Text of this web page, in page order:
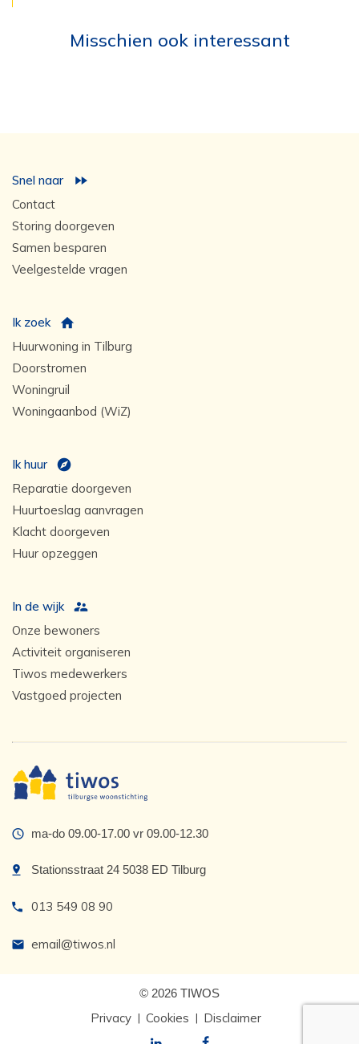
Misschien ook interessant
Snel naar
Contact
Storing doorgeven
Samen besparen
Veelgestelde vragen
Ik zoek
Huurwoning in Tilburg
Doorstromen
Woningruil
Woningaanbod (WiZ)
Ik huur
Reparatie doorgeven
Huurtoeslag aanvragen
Klacht doorgeven
Huur opzeggen
In de wijk
Onze bewoners
Activiteit organiseren
Tiwos medewerkers
Vastgoed projecten
ma-do 09.00-17.00 vr 09.00-12.30
Stationsstraat 24 5038 ED Tilburg
013 549 08 90
email@tiwos.nl
© 2026 TIWOS
Privacy Cookies Disclaimer